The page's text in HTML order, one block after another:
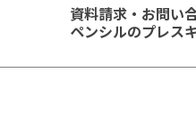
資料請求・お問い
ペンシルのプレス